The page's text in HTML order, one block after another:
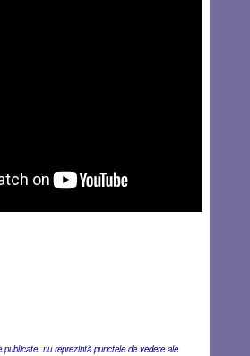
nu reprezintă punctele de vedere ale